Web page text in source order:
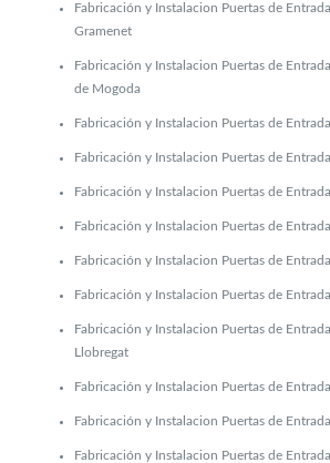
Fabricación y Instalacion Puertas de
Gramenet
Fabricación y Instalacion Puertas de
de Mogoda
Fabricación y Instalacion Puertas de
Fabricación y Instalacion Puertas de
Fabricación y Instalacion Puertas de
Fabricación y Instalacion Puertas de
Fabricación y Instalacion Puertas de
Fabricación y Instalacion Puertas de
Fabricación y Instalacion Puertas de
Llobregat
Fabricación y Instalacion Puertas de
Fabricación y Instalacion Puertas de
Fabricación y Instalacion Puertas de